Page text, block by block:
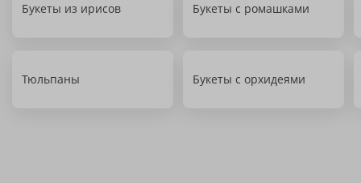
Букеты из ирисов Букеты с ромашками
Тюльпаны Букеты с орхидеями